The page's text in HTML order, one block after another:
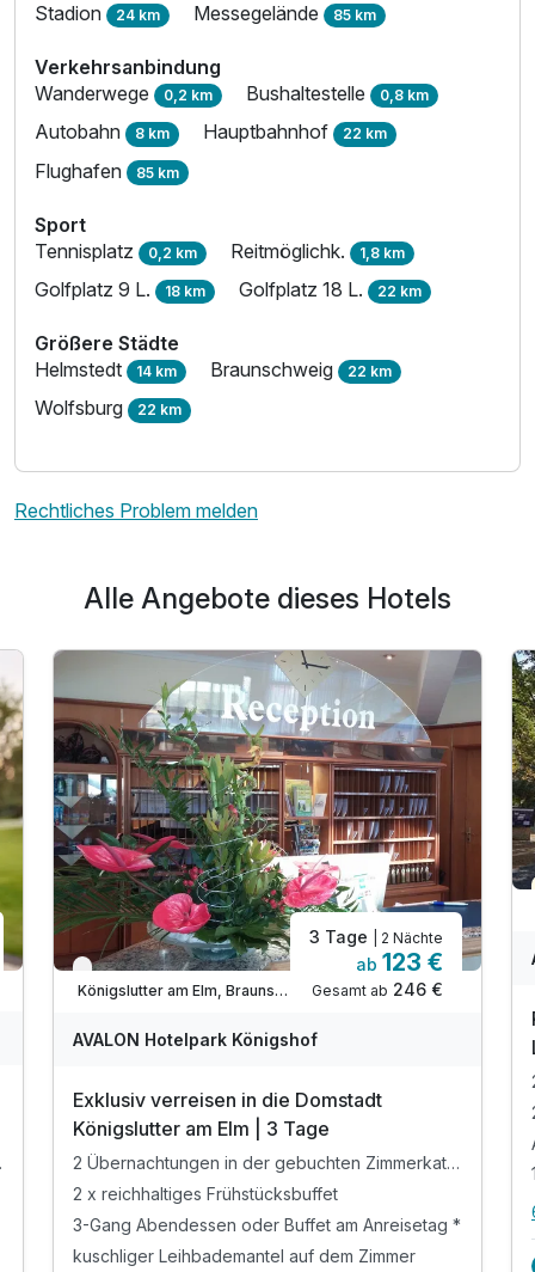
Ausstattung
Zusatznächte
Einzelzimmer
1 Erwachsenen
Stadion 24 km Messegelände 85 km
Verkehrsanbindung
Wanderwege 0,2 km Bushaltestelle 0,8 km
Autobahn 8 km Hauptbahnhof 22 km
Flughafen 85 km
Sport
Tennisplatz 0,2 km Reitmöglichk. 1,8 km
Golfplatz 9 L. 18 km Golfplatz 18 L. 22 km
Größere Städte
Helmstedt 14 km Braunschweig 22 km
Wolfsburg 22 km
Rechtliches Problem melden
Alle Angebote dieses Hotels
Verfügbar bis Dezember
Königslutter am Elm, Braunschweiger Land
3 Tage | 2 Nächte
ab 123 €
Gesamt ab 246 €
AVALON Hotelpark Königshof
Exklusiv verreisen in die Domstadt
Königslutter am Elm | 3 Tage
2 Übernachtungen in der gebuchten Zimmerkategorie
2 x reichhaltiges Frühstücksbuffet
3-Gang Abendessen oder Buffet am Anreisetag *
kuschliger Leihbademantel auf dem Zimmer